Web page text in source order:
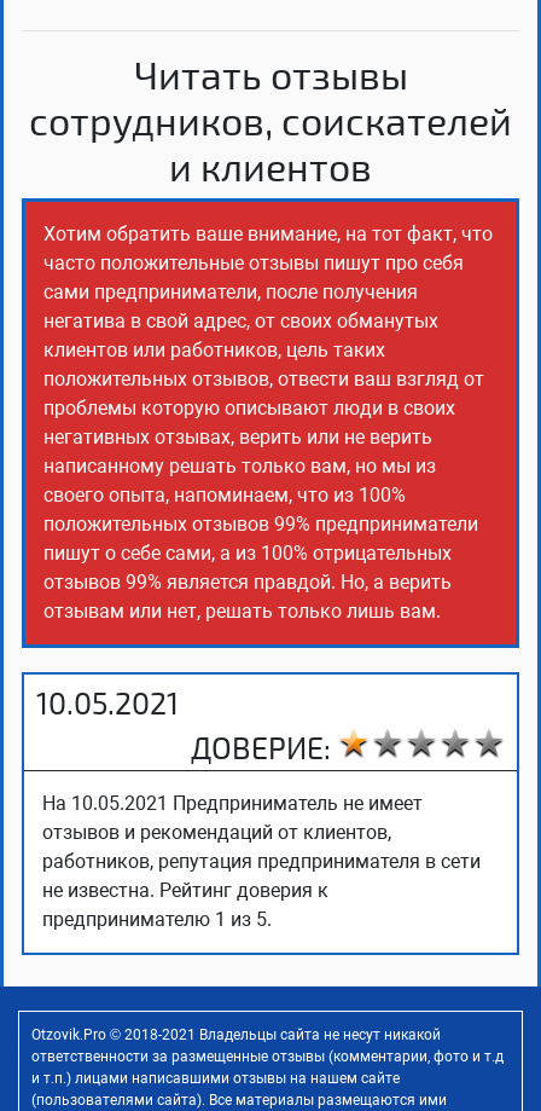
Читать отзывы
сотрудников, соискателей
и клиентов
Хотим обратить ваше внимание, на тот факт, что
часто положительные отзывы пишут про себя
сами предприниматели, после получения
негатива в свой адрес, от своих обманутых
клиентов или работников, цель таких
положительных отзывов, отвести ваш взгляд от
проблемы которую описывают люди в своих
негативных отзывах, верить или не верить
написанному решать только вам, но мы из
своего опыта, напоминаем, что из 100%
положительных отзывов 99% предприниматели
пишут о себе сами, а из 100% отрицательных
отзывов 99% является правдой. Но, а верить
отзывам или нет, решать только лишь вам.
10.05.2021
ДОВЕРИЕ:
На 10.05.2021 Предприниматель не имеет
отзывов и рекомендаций от клиентов,
работников, репутация предпринимателя в сети
не известна. Рейтинг доверия к
предпринимателю 1 из 5.
Otzovik.Pro © 2018-2021 Владельцы сайта не несут никакой
ответственности за размещенные отзывы (комментарии, фото и т.д
и т.п.) лицами написавшими отзывы на нашем сайте
(пользователями сайта). Все материалы размещаются ими